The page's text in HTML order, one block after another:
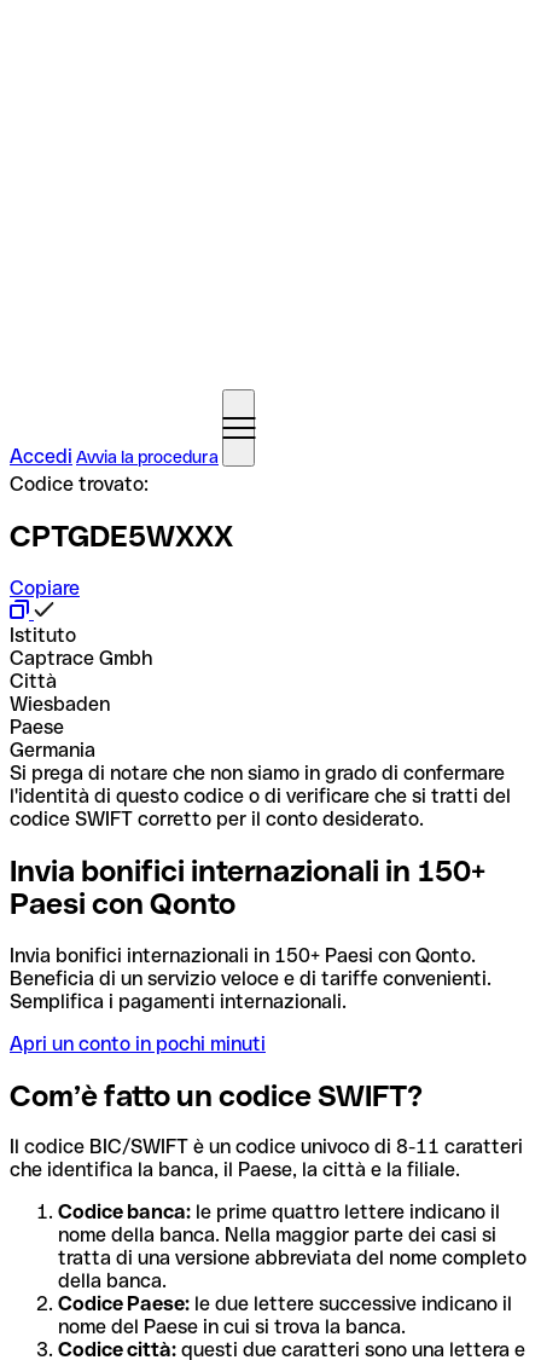
Accedi Avvia la procedura
Codice trovato:
CPTGDE5WXXX
Copiare
Istituto
Captrace Gmbh
Città
Wiesbaden
Paese
Germania
Si prega di notare che non siamo in grado di confermare
l'identità di questo codice o di verificare che si tratti del
codice SWIFT corretto per il conto desiderato.
Invia bonifici internazionali in 150+
Paesi con Qonto
Invia bonifici internazionali in 150+ Paesi con Qonto.
Beneficia di un servizio veloce e di tariffe convenienti.
Semplifica i pagamenti internazionali.
Apri un conto in pochi minuti
Com’è fatto un codice SWIFT?
Il codice BIC/SWIFT è un codice univoco di 8-11 caratteri
che identifica la banca, il Paese, la città e la filiale.
Codice banca: le prime quattro lettere indicano il
nome della banca. Nella maggior parte dei casi si
tratta di una versione abbreviata del nome completo
della banca.
Codice Paese: le due lettere successive indicano il
nome del Paese in cui si trova la banca.
Codice città: questi due caratteri sono una lettera e